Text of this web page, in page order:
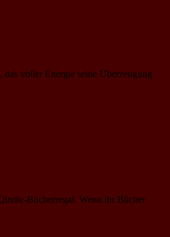
das voller Energie seine Überzeugung
Bücherregal. Wenn ihr Bücher